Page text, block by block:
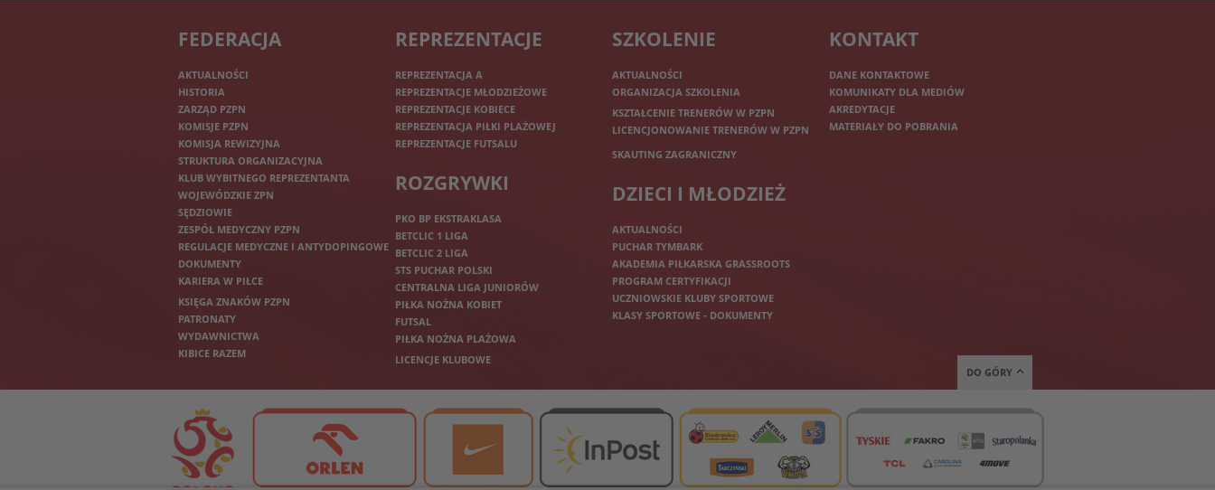
FEDERACJA
AKTUALNOŚCI
HISTORIA
ZARZĄD PZPN
KOMISJE PZPN
KOMISJA REWIZYJNA
STRUKTURA ORGANIZACYJNA
KLUB WYBITNEGO REPREZENTANTA
WOJEWÓDZKIE ZPN
SĘDZIOWIE
ZESPÓŁ MEDYCZNY PZPN
REGULACJE MEDYCZNE I ANTYDOPINGOWE
DOKUMENTY
KARIERA W PIŁCE
KSIĘGA ZNAKÓW PZPN
PATRONATY
WYDAWNICTWA
KIBICE RAZEM
REPREZENTACJE
REPREZENTACJA A
REPREZENTACJE MŁODZIEŻOWE
REPREZENTACJE KOBIECE
REPREZENTACJA PIŁKI PLAŻOWEJ
REPREZENTACJE FUTSALU
ROZGRYWKI
PKO BP EKSTRAKLASA
BETCLIC 1 LIGA
BETCLIC 2 LIGA
STS PUCHAR POLSKI
CENTRALNA LIGA JUNIORÓW
PIŁKA NOŻNA KOBIET
FUTSAL
PIŁKA NOŻNA PLAŻOWA
LICENCJE KLUBOWE
SZKOLENIE
AKTUALNOŚCI
ORGANIZACJA SZKOLENIA
KSZTAŁCENIE TRENERÓW W PZPN
LICENCJONOWANIE TRENERÓW W PZPN
SKAUTING ZAGRANICZNY
DZIECI I MŁODZIEŻ
AKTUALNOŚCI
PUCHAR TYMBARK
AKADEMIA PIŁKARSKA GRASSROOTS
PROGRAM CERTYFIKACJI
UCZNIOWSKIE KLUBY SPORTOWE
KLASY SPORTOWE - DOKUMENTY
KONTAKT
DANE KONTAKTOWE
KOMUNIKATY DLA MEDIÓW
AKREDYTACJE
MATERIAŁY DO POBRANIA
DO GÓRY